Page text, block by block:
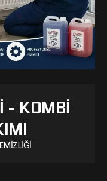
- KOMBI